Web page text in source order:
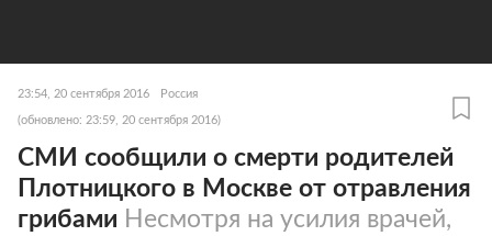
23:54, 20 сентября 2016 Россия
(обновлено: 23:59, 20 сентября 2016)
СМИ сообщили о смерти родителей
Плотницкого в Москве от отравления
грибами Несмотря на усилия врачей,